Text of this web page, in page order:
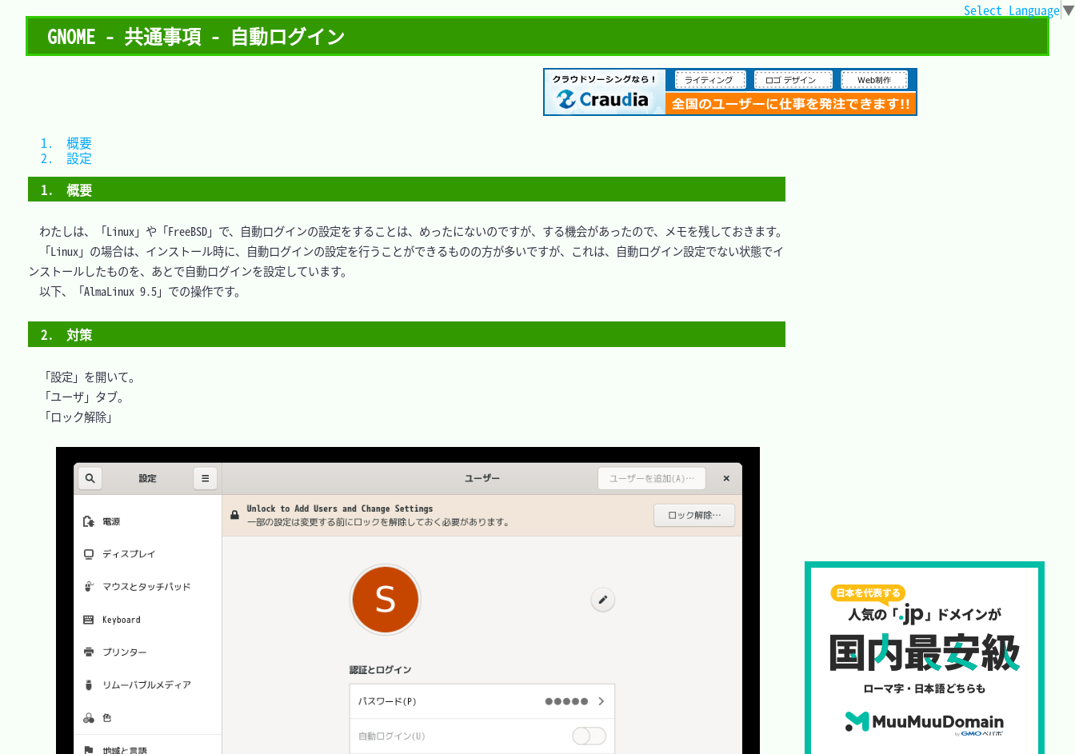
GNOME - 共通事項 - 自動ログイン
Select Language▼
1.　概要
わたしは、「Linux」や「FreeBSD」で、自動ログインの設定をすることは、めったにないのですが、する機会があったので、メモを残しておきます。
「Linux」の場合は、インストール時に、自動ログインの設定を行うことができるものの方が多いですが、これは、自動ログイン設定でない状態でイ
ンストールしたものを、あとで自動ログインを設定しています。
以下、「AlmaLinux 9.5」での操作です。
2.　対策
「設定」を開いて。
「ユーザ」タブ。
「ロック解除」